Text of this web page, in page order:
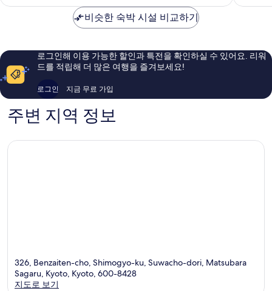
-
리
트
아
야
매
해
이
용
448
₩192,372
최
이
용
비슷한 숙박 시설 비교하기
로그인해 이용 가능한 할인과 특전을 확인하실 수 있어요. 리워
드를 적립해 더 많은 여행을 즐겨보세요!
로그인 지금 무료 가입
주변 지역 정보
326, Benzaiten-cho, Shimogyo-ku, Suwacho-dori, Matsubara
Sagaru, Kyoto, Kyoto, 600-8428
지도로 보기